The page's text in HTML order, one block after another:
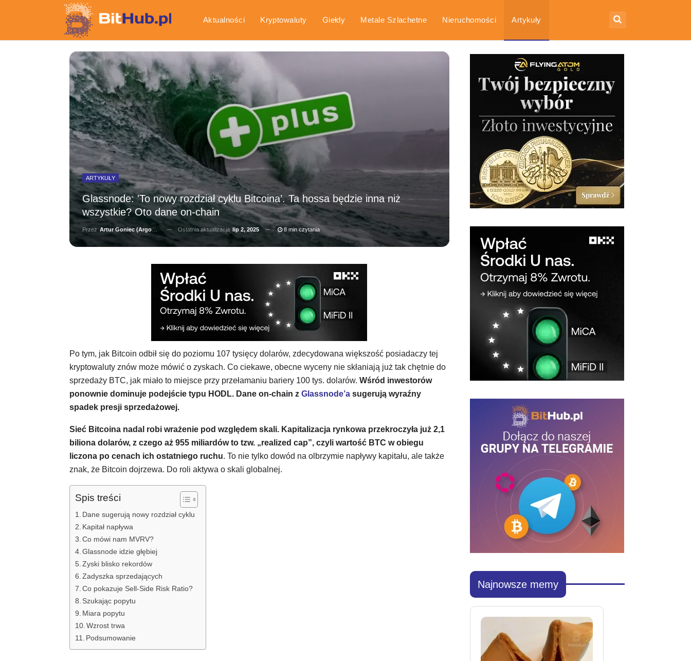
Aktualności Kryptowaluty Giełdy Metale Szlachetne Nieruchomości Artykuły
Gospodarka Poradniki
ARTYKUŁY
Glassnode: 'To nowy rozdział cyklu Bitcoina’. Ta hossa będzie inna niż
wszystkie? Oto dane on-chain
Przez Artur Goniec (Argonauta) Ostatnia aktualizacja lip 2, 2025 8 min czytania
Po tym, jak Bitcoin odbił się do poziomu 107 tysięcy dolarów, zdecydowana większość posiadaczy tej
kryptowaluty znów może mówić o zyskach. Co ciekawe, obecne wyceny nie skłaniają już tak chętnie do
sprzedaży BTC, jak miało to miejsce przy przełamaniu bariery 100 tys. dolarów. Wśród inwestorów
ponownie dominuje podejście typu HODL. Dane on-chain z Glassnode’asugerują wyraźny
spadek presji sprzedażowej.
Sieć Bitcoina nadal robi wrażenie pod względem skali. Kapitalizacja rynkowa przekroczyła już 2,1
biliona dolarów, z czego aż 955 miliardów to tzw. „realized cap”, czyli wartość BTC w obiegu
liczona po cenach ich ostatniego ruchu. To nie tylko dowód na olbrzymie napływy kapitału, ale także
znak, że Bitcoin dojrzewa. Do roli aktywa o skali globalnej.
Spis treści
Dane sugerują nowy rozdział cyklu
Kapitał napływa
Co mówi nam MVRV?
Glassnode idzie głębiej
Zyski blisko rekordów
Zadyszka sprzedających
Co pokazuje Sell-Side Risk Ratio?
Szukając popytu
Miara popytu
Wzrost trwa
Podsumowanie
Najnowsze memy